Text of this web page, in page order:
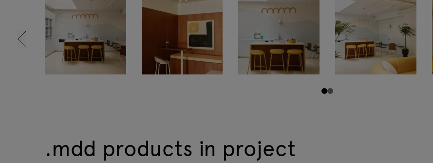
Tamo
.mdd products in project